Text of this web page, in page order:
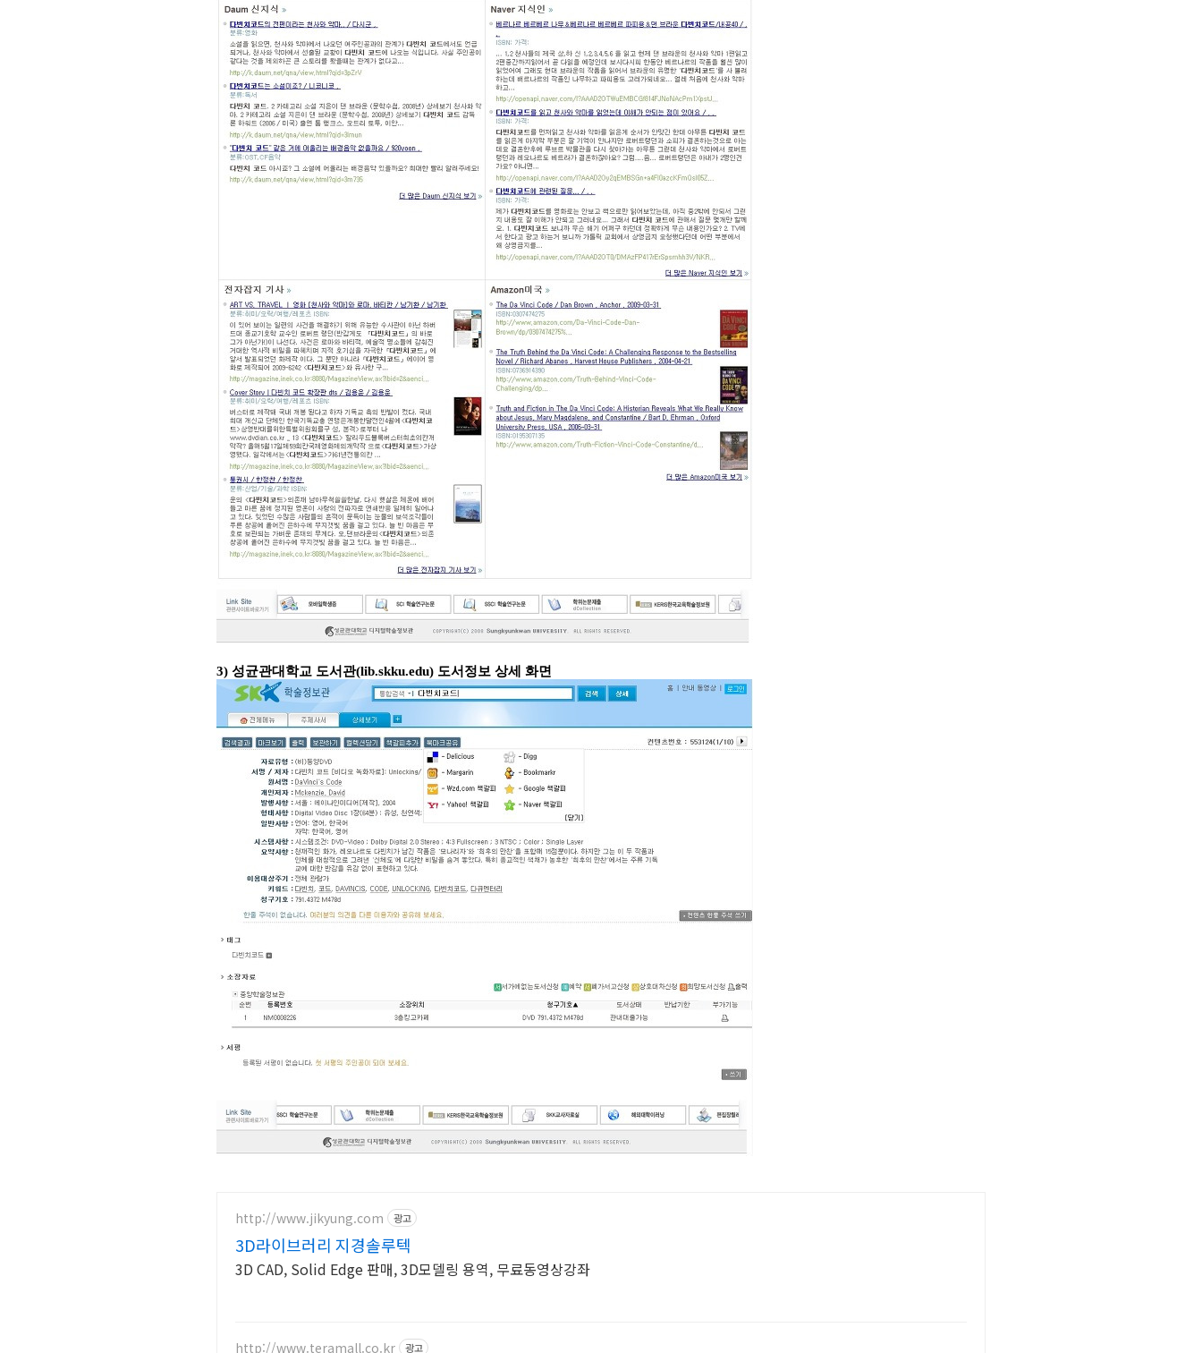
3) 성균관대학교 도서관(lib.skku.edu) 도서정보 상세 화면
http://www.jikyung.com 광고
3D라이브러리 지경솔루텍
3D CAD, Solid Edge 판매, 3D모델링 용역, 무료동영상강좌
http://www.teramall.co.kr 광고